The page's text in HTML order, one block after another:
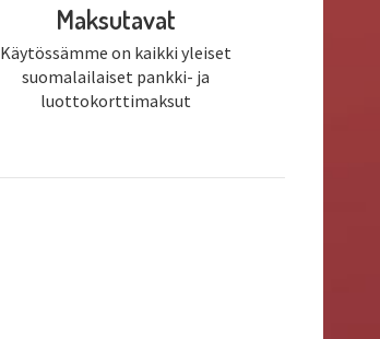
Maksutavat
Käytössämme on kaikki yleiset
suomalailaiset pankki- ja
luottokorttimaksut